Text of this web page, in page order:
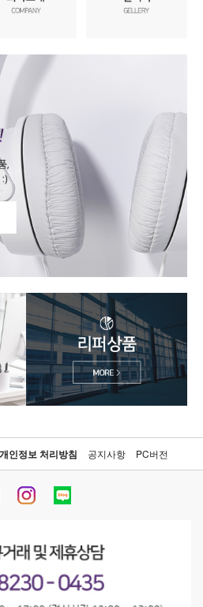
개인정보 처리방침 공지사항 PC버전